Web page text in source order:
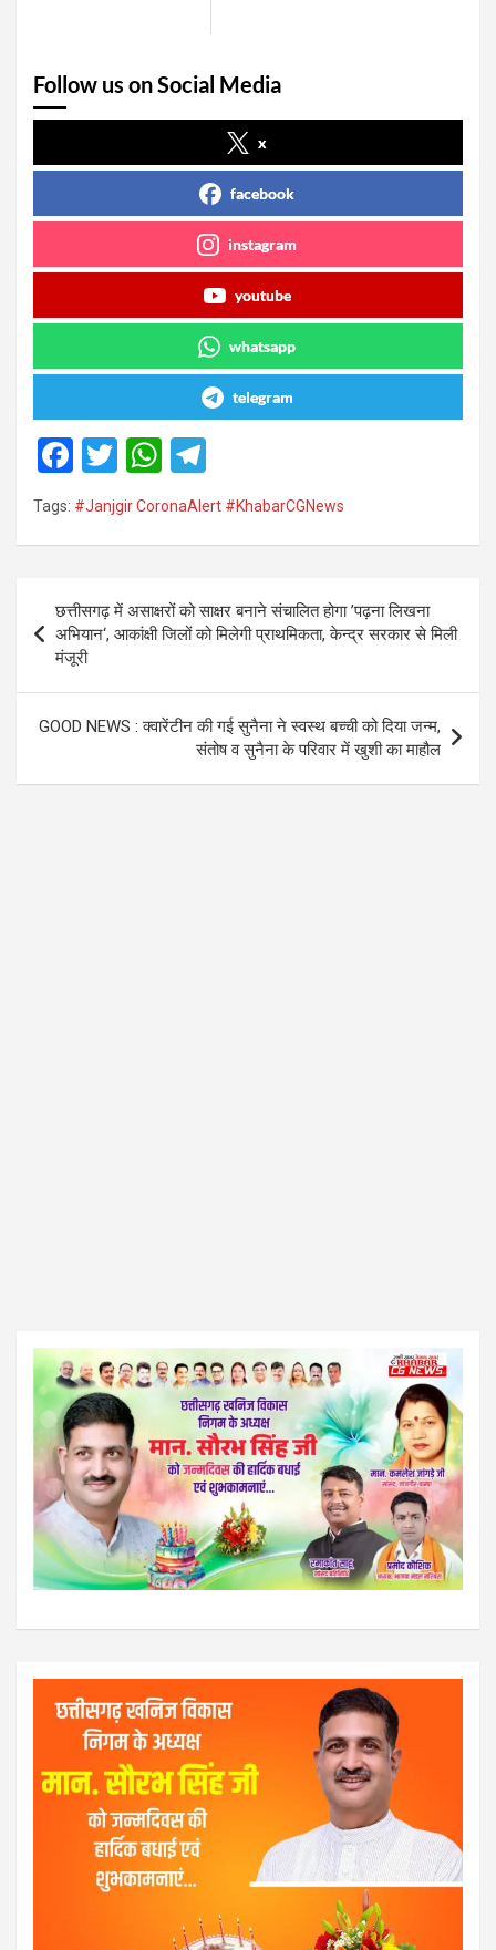
Follow us on Social Media
x
facebook
instagram
youtube
whatsapp
telegram
F
a
ce
o
o
k
T
wi
tt
W
at
A
p
el
e
a
m
Tags: #Janjgir CoronaAlert #KhabarCGNews
navigation
छत्तीसगढ़ में असाक्षरों को साक्षर बनाने संचालित होगा ’पढ़ना लिखना
अभियान‘, आकांक्षी जिलों को मिलेगी प्राथमिकता, केन्द्र सरकार से मिली
मंजूरी
GOOD NEWS : क्वारेंटीन की गई सुनैना ने स्वस्थ बच्ची को दिया जन्म,
संतोष व सुनैना के परिवार में खुशी का माहौल